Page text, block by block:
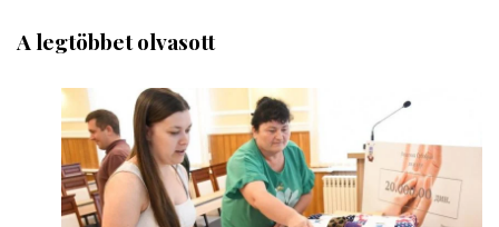
A legtöbbet olvasott